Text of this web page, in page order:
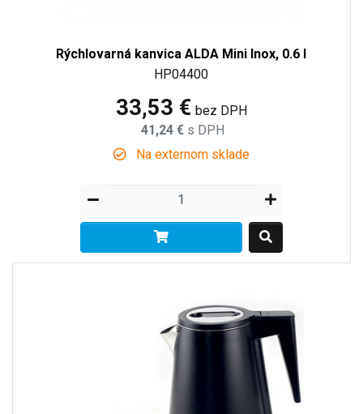
Rýchlovarná kanvica ALDA Mini Inox, 0.6 l
HP04400
33,53 € bez DPH
41,24 € s DPH
Na externom sklade